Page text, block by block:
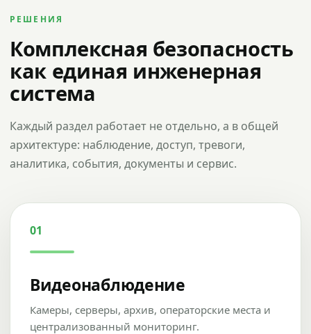
РЕШЕНИЯ
Комплексная безопасность
как единая инженерная
система
Каждый раздел работает не отдельно, а в общей
архитектуре: наблюдение, доступ, тревоги,
аналитика, события, документы и сервис.
01
Видеонаблюдение
Камеры, серверы, архив, операторские места и
централизованный мониторинг.